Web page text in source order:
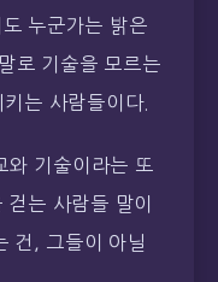
누군가는 밝은
로 기술을 모르는
키는 사람들이다.
와 기술이라는 또
는 사람들 말이
건, 그들이 아닐